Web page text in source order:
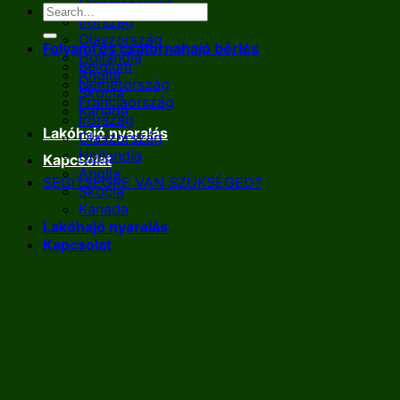
Franciaország
Írország
Olaszország
Hollandia
Anglia
Skócia
Kanada
Lakóhajó nyaralás
Kapcsolat
SEGÍTSÉGRE VAN SZÜKSÉGED?
Folyami és csatornahajó bérlés
Belgium
Németország
Franciaország
Írország
Olaszország
Hollandia
Anglia
Skócia
Kanada
Lakóhajó nyaralás
Kapcsolat